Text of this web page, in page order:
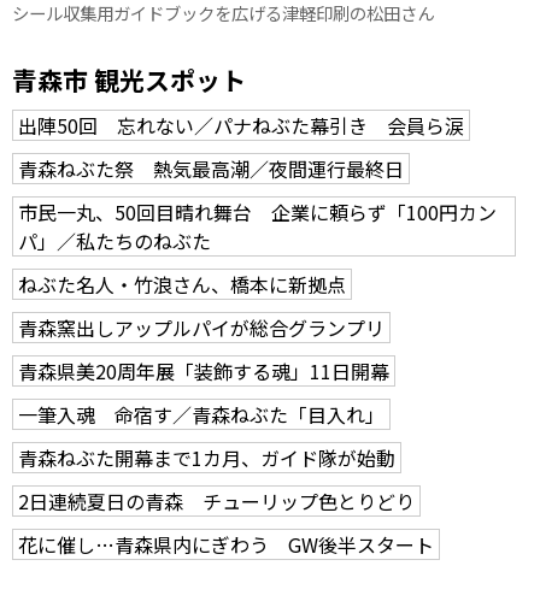
シール収集用ガイドブックを広げる津軽印刷の松田さん
青森市 観光スポット
出陣50回 忘れない／パナねぶた幕引き 会員ら涙
青森ねぶた祭 熱気最高潮／夜間運行最終日
市民一丸、50回目晴れ舞台 企業に頼らず「100円カン
パ」／私たちのねぶた
ねぶた名人・竹浪さん、橋本に新拠点
青森窯出しアップルパイが総合グランプリ
青森県美20周年展「装飾する魂」11日開幕
一筆入魂 命宿す／青森ねぶた「目入れ」
青森ねぶた開幕まで1カ月、ガイド隊が始動
2日連続夏日の青森 チューリップ色とりどり
花に催し…青森県内にぎわう GW後半スタート